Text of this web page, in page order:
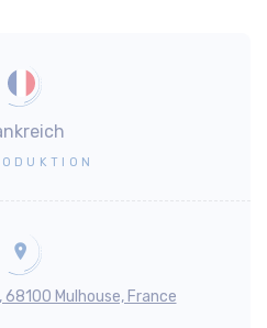
68100 Mulhouse, France